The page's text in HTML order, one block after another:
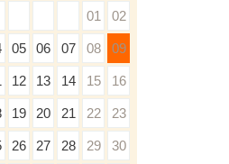
01 02
05 06 07 08 09
12 13 14 15 16
19 20 21 22 23
26 27 28 29 30